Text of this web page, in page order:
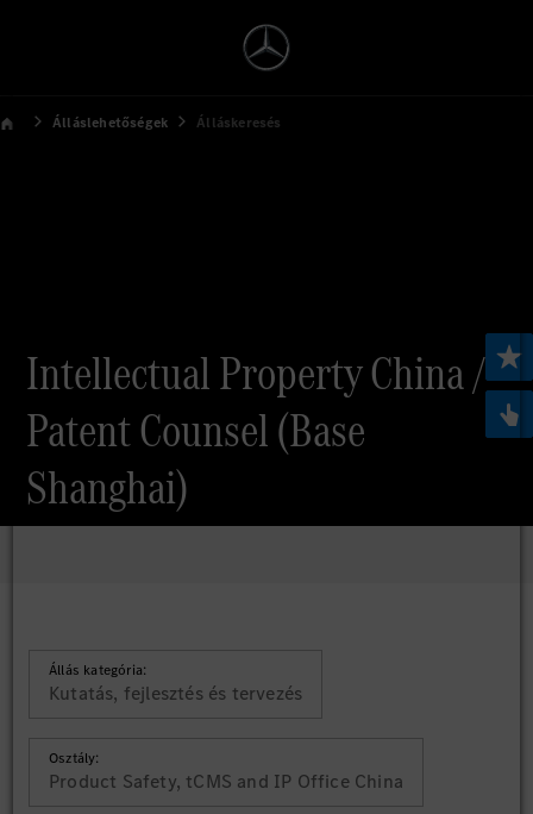
Álláslehetőségek Álláskeresés
Intellectual Property China /
Patent Counsel (Base
Shanghai)
Állás kategória:
Kutatás, fejlesztés és tervezés
Osztály:
Product Safety, tCMS and IP Office China